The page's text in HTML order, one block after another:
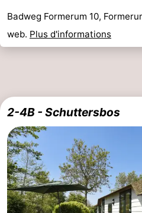
mini-
golf
bien-
être
Visites
guidées
Sports
Faire
du
vélo
-
Randonnée
-
Équitation
-
Surfen
-
Badweg Formerum 10,
web. Plus d'informations
2-4B - Schuttersbos